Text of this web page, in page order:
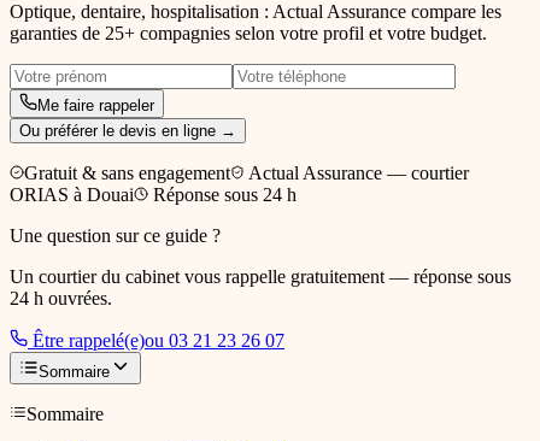
Optique, dentaire, hospitalisation : Actual Assurance compare les
garanties de 25+ compagnies selon votre profil et votre budget.
Me faire rappeler
Ou préférer le devis en ligne →
Gratuit & sans engagement
Actual Assurance — courtier
ORIAS à Douai
Réponse sous 24 h
Une question sur ce guide ?
Un courtier du cabinet vous rappelle gratuitement — réponse sous
24 h ouvrées.
Être rappelé(e)ou 03 21 23 26 07
Sommaire
Sommaire